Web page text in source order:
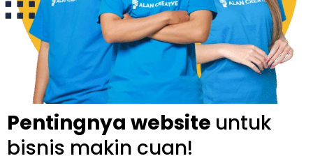
Pentingnya website untuk
bisnis makin cuan!